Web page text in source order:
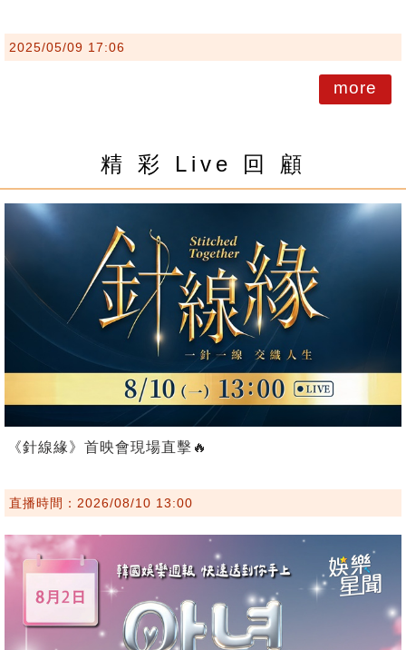
2025/05/09 17:06
more
精 彩 Live 回 顧
《針線緣》首映會現場直擊🔥
直播時間：2026/08/10 13:00